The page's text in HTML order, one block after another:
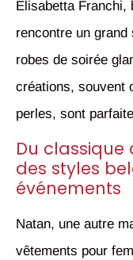
Elisabetta Franchi,
rencontre un
robes de soirée
créations, souvent
perles, sont
Du classique
des styles
événements
Natan, une autre
vêtements pour